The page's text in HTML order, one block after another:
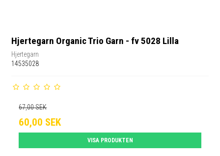
Hjertegarn Organic Trio Garn - fv 5028 Lilla
Hjertegarn
14535028
67,00 SEK
60,00 SEK
VISA PRODUKTEN